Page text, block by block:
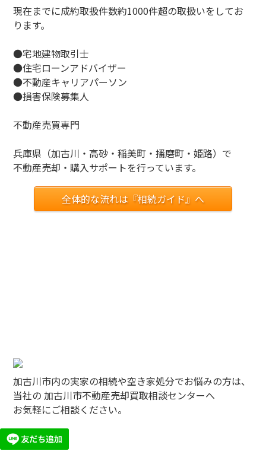
現在までに成約取扱件数約1000件超の取扱いをしてお
ります。
●宅地建物取引士
●住宅ローンアドバイザー
●不動産キャリアパーソン
●損害保険募集人
不動産売買専門
兵庫県（加古川・高砂・稲美町・播磨町・姫路）で
不動産売却・購入サポートを行っています。
全体的な流れは『相続ガイド』へ
加古川市内の実家の相続や空き家処分でお悩みの方は、
当社の 加古川市不動産売却買取相談センターへ
お気軽にご相談ください。